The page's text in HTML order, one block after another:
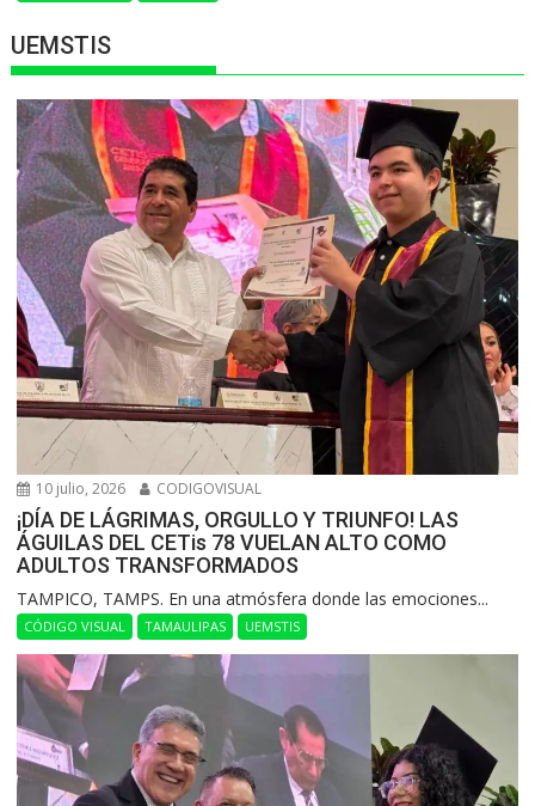
UEMSTIS
10 julio, 2026 CODIGOVISUAL
¡DÍA DE LÁGRIMAS, ORGULLO Y TRIUNFO! LAS
ÁGUILAS DEL CETis 78 VUELAN ALTO COMO
ADULTOS TRANSFORMADOS
​TAMPICO, TAMPS. En una atmósfera donde las emociones...
CÓDIGO VISUAL TAMAULIPAS UEMSTIS